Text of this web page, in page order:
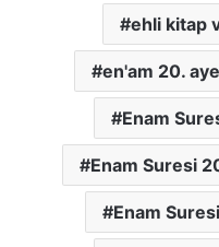
ehli kitap
en'am 20.
Enam
Enam Suresi
Enam